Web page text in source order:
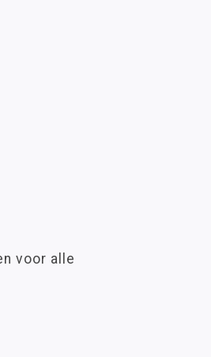
voor alle